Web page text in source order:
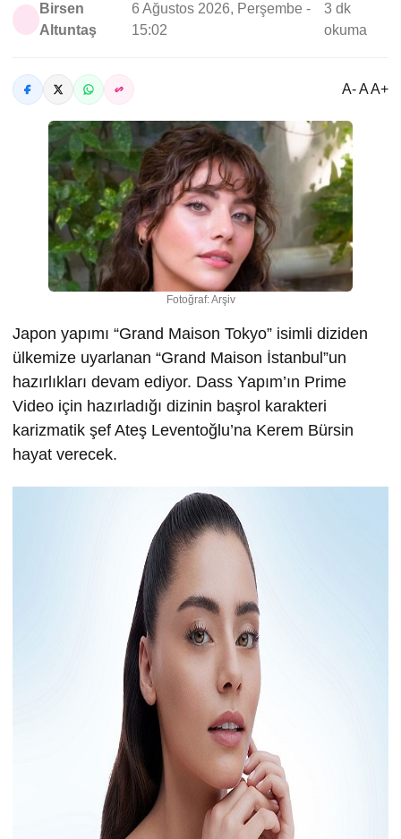
Birsen
Altuntaş
6 Ağustos 2026, Perşembe -
15:02
3 dk
okuma
A- A A+
Fotoğraf: Arşiv
Japon yapımı “Grand Maison Tokyo” isimli diziden
ülkemize uyarlanan “Grand Maison İstanbul”un
hazırlıkları devam ediyor. Dass Yapım’ın Prime
Video için hazırladığı dizinin başrol karakteri
karizmatik şef Ateş Leventoğlu’na Kerem Bürsin
hayat verecek.